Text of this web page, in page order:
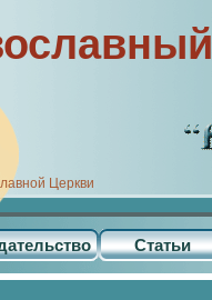
Церкви
Статьи